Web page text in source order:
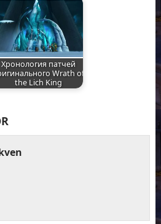
Хронология патчей
Wrath of
the Lich King